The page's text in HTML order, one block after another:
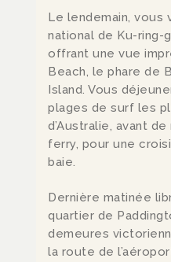
Le lendemain, vous
national de Ku-ring-
offrant une vue
Beach, le phare de
Island. Vous
plages de surf les
d’Australie, avant
ferry, pour une
baie.
Dernière matinée
quartier de
demeures
la route de